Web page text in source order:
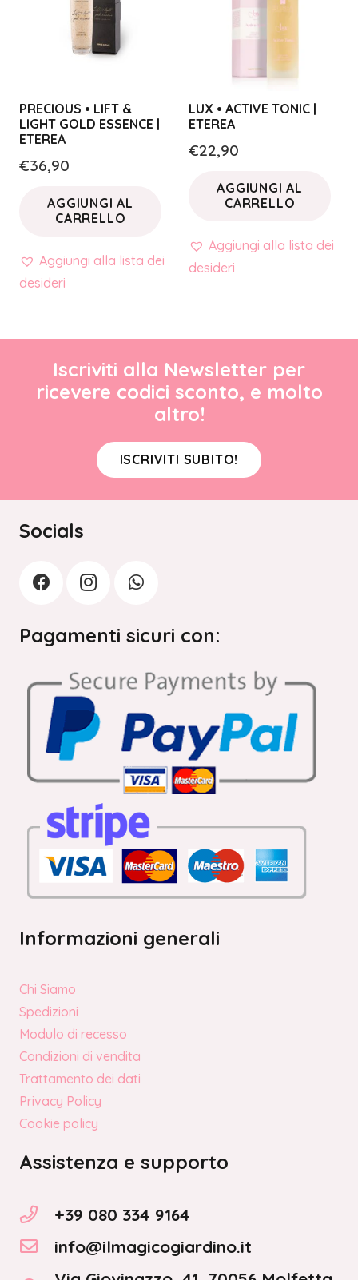
PRECIOUS • LIFT &
LIGHT GOLD ESSENCE |
ETEREA
€36,90
AGGIUNGI AL
CARRELLO
Aggiungi alla lista dei
desideri
LUX • ACTIVE TONIC |
ETEREA
€22,90
AGGIUNGI AL
CARRELLO
Aggiungi alla lista dei
desideri
Iscriviti alla Newsletter per
ricevere codici sconto, e molto
altro!
ISCRIVITI SUBITO!
Socials
Pagamenti sicuri con:
Informazioni generali
Chi Siamo
Spedizioni
Modulo di recesso
Condizioni di vendita
Trattamento dei dati
Privacy Policy
Cookie policy
Assistenza e supporto
+39 080 334 9164
info@ilmagicogiardino.it